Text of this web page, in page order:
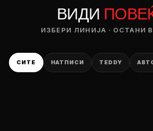
ВИДИ
ИЗБЕРИ ЛИНИЈА · ОСТАНИ
СИТЕ НАТПИСИ TEDDY